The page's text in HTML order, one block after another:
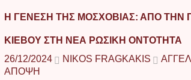
Η ΓΈΝΕΣΗ ΤΗΣ ΜΟΣΧΟΒΊΑΣ: ΑΠΌ ΤΗΝ
ΚΙΈΒΟΥ ΣΤΗ ΝΈΑ ΡΩΣΙΚΉ ΟΝΤΌΤΗΤΑ
26/12/2024
NIKOS FRAGKAKIS
ΑΠΟΨΗ